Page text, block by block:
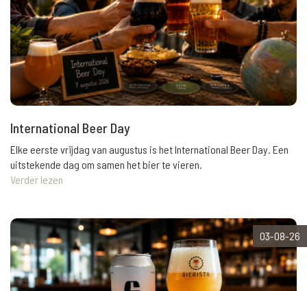
International Beer Day
Elke eerste vrijdag van augustus is het International Beer Day. Een
uitstekende dag om samen het bier te vieren.
Verder lezen
03-08-26